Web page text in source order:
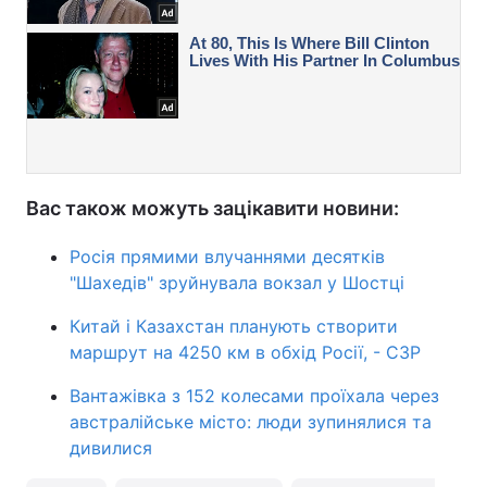
Вас також можуть зацікавити новини:
Росія прямими влучаннями десятків
"Шахедів" зруйнувала вокзал у Шостці
Китай і Казахстан планують створити
маршрут на 4250 км в обхід Росії, - СЗР
Вантажівка з 152 колесами проїхала через
австралійське місто: люди зупинялися та
дивилися